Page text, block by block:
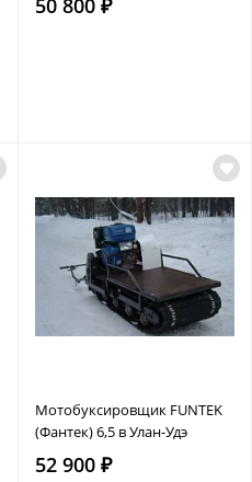
50 800 ₽
Мотобуксировщик FUNTEK
(Фантек) 6,5 в Улан-Удэ
52 900 ₽